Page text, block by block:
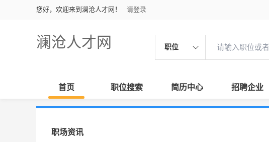
您好，欢迎来到澜沧人才网！ 请登录
澜沧人才网 职位
首页 职位搜索 简历中心 招聘企业
职场资讯